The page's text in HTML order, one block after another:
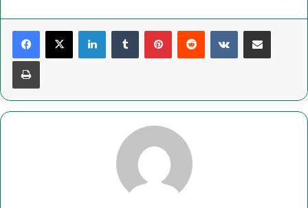
LinkedinTumblr PinterestReddit VKontaktePartager par email
Imprimer